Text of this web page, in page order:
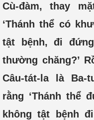
Cù-đàm, thay
‘Thánh thể có
tật bệnh, đi
thường chăng?’
Câu-tát-la là
rằng ‘Thánh thể
không tật bệnh